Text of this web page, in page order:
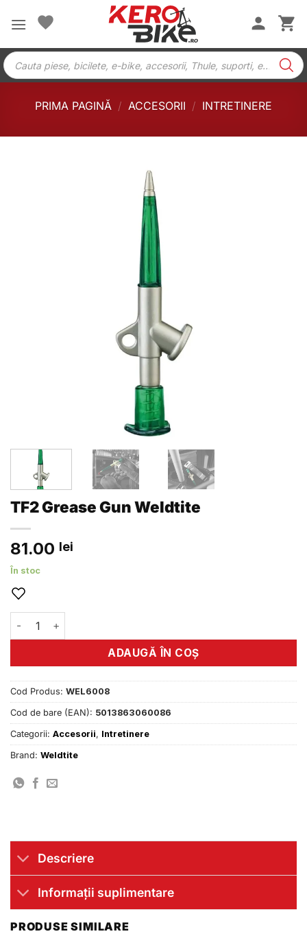
Products
search
PRIMA PAGINĂ / ACCESORII / INTRETINERE
TF2 Grease Gun Weldtite
81.00 lei
În stoc
Cantitate TF2 Grease Gun Weldtite
ADAUGĂ ÎN COȘ
Cod Produs: WEL6008
Cod de bare (EAN): 5013863060086
Categorii: Accesorii, Intretinere
Brand: Weldtite
Descriere
Informații suplimentare
PRODUSE SIMILARE